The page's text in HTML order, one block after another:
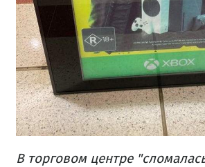
В торговом центре